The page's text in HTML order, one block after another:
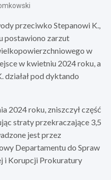
przeciwko Stepanowi K.,
postawiono zarzut
w
w kwietniu 2024 roku, a
działał pod dyktando
2024 roku, zniszczył część
straty przekraczające 3,5
jest przez
Departamentu do Spraw
i Korupcji Prokuratury